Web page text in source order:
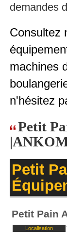
demandes
Consultez
machines
n'hésitez
Petit
Petit
Petit Pain
Localisation